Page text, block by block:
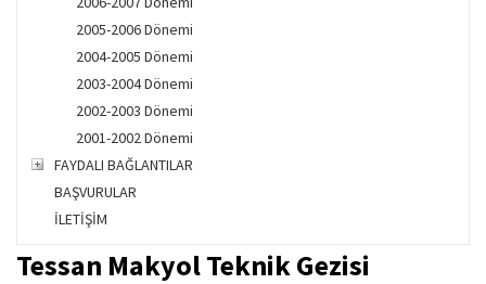
2005-2006 Dönemi
2004-2005 Dönemi
2003-2004 Dönemi
2002-2003 Dönemi
2001-2002 Dönemi
FAYDALI BAĞLANTILAR
BAŞVURULAR
İLETİŞİM
Tessan Makyol Teknik Gezisi